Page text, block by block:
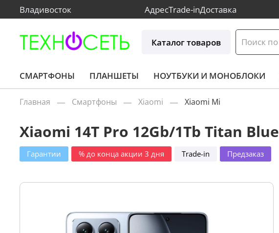
АдресTrade-inДоставка
Владивосток
Каталог товаров
СМАРТФОНЫ ПЛАНШЕТЫ НОУТБУКИ И МОНОБЛОКИ
Главная Смартфоны Xiaomi Xiaomi Mi
Гарантии % до конца акции 3 дня Trade-in Предзаказ
Xiaomi 14T Pro 12Gb/1Tb Titan Blue